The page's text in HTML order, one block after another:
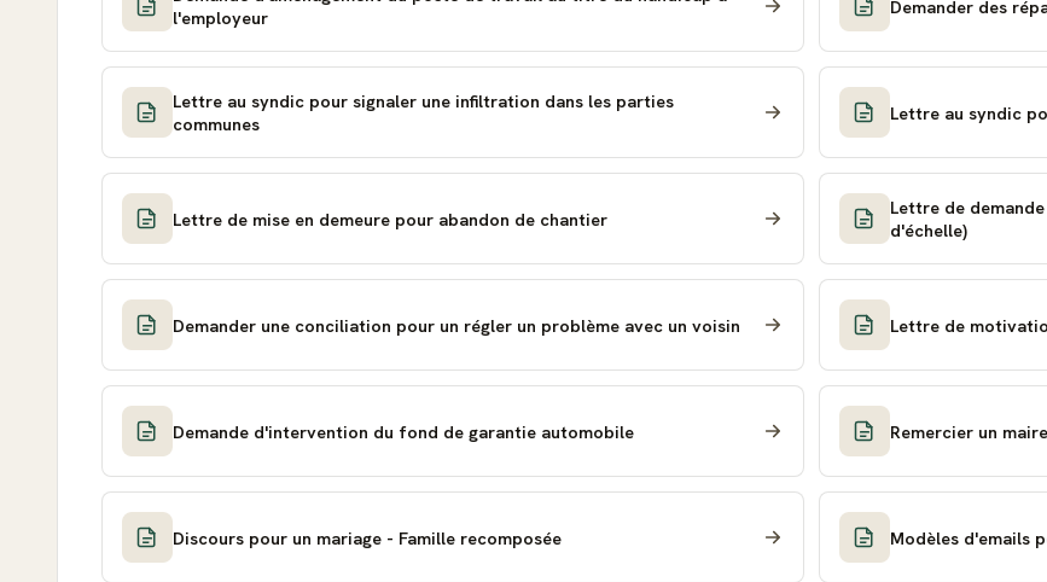
l'employeur
Demander des
Lettre au syndic pour signaler une infiltration dans les parties
communes
Lettre au syndic
Lettre de mise en demeure pour abandon de chantier
Lettre de
d'échelle)
Demander une conciliation pour un régler un problème avec un voisin Lettre de
Demande d'intervention du fond de garantie automobile Remercier un
Discours pour un mariage - Famille recomposée Modèles d'emails